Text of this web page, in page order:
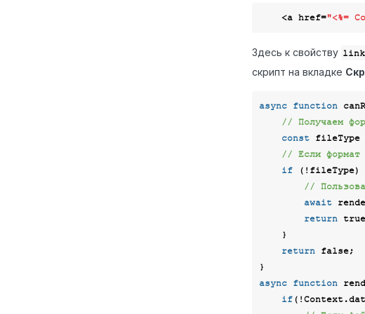
<a href="<%=
Здесь к свойству link
скрипт на вкладке
async function
// Получаем
const fileType
// Если формат
if (!fileType)
//
await
return true
return false;
async function
if